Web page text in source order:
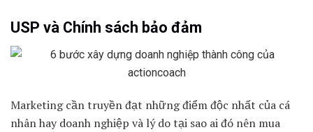
USP và Chính sách bảo đảm
Marketing cần truyền đạt những điểm độc nhất của cá
nhân hay doanh nghiệp và lý do tại sao ai đó nên mua